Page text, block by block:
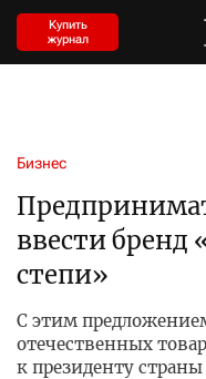
Купить
журнал
Бизнес
ввести бренд
степи»
С этим
отечественных
к президенту